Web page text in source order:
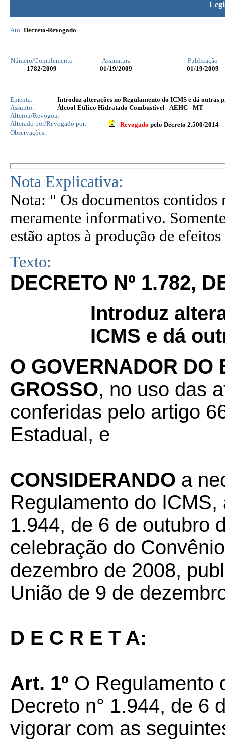
Ato: Decreto-Revogado
Número/Complemento Assinatura
Publicação
1782/2009 01/19/2009 01/19/2009
Ementa:
Introduz alterações no Regulamento do ICMS e dá outras
Assunto:
Álcool Etílico Hidratado Combustível - AEHC - MT
Alterou/Revogou:
Alterado por/Revogado por:
- Revogado pelo Decreto 2.500/2014
Observações:
Nota Explicativa:
Nota: " Os documentos contidos
meramente informativo.
estão aptos à produção de
Texto:
DECRETO Nº 1.782,
Introduz
ICMS e dá
O GOVERNADOR DO
GROSSO, no uso das
conferidas pelo artigo
Estadual, e
CONSIDERANDO a
Regulamento do
1.944, de 6 de outubro
celebração do
dezembro de 2008,
União de 9 de
D E C R E T A:
Art. 1º O Regulamento
Decreto n° 1.944, de 6
vigorar com as